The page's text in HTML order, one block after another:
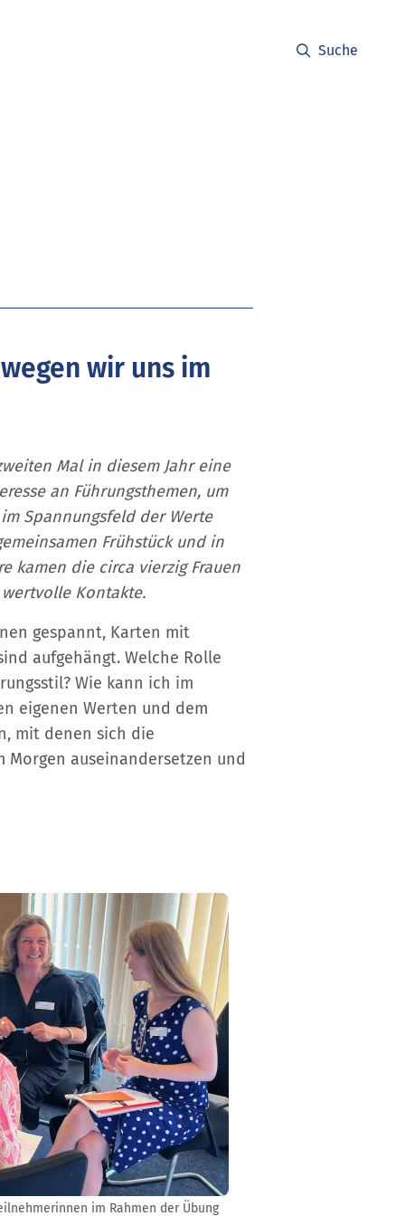
Suche
wir uns im
Mal in diesem Jahr eine
an Führungsthemen, um
Spannungsfeld der Werte
Frühstück und in
kamen die circa vierzig Frauen
Kontakte.
gespannt, Karten mit
aufgehängt. Welche Rolle
Wie kann ich im
eigenen Werten und dem
mit denen sich die
Morgen auseinandersetzen und
im Rahmen der Übung